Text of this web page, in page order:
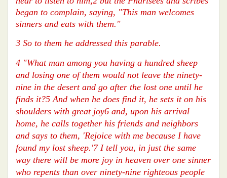
began to complain, saying, "This man welcomes
sinners and eats with them."
3 So to them he addressed this parable.
4 "What man among you having a hundred sheep
and losing one of them would not leave the ninety-
nine in the desert and go after the lost one until he
finds it?5 And when he does find it, he sets it on his
shoulders with great joy6 and, upon his arrival
home, he calls together his friends and neighbors
and says to them, 'Rejoice with me because I have
found my lost sheep.'7 I tell you, in just the same
way there will be more joy in heaven over one sinner
who repents than over ninety-nine righteous people